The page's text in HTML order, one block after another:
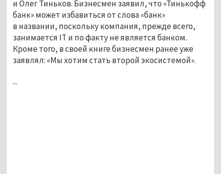
и Олег Тиньков. Бизнесмен заявил, что «Тинькофф
банк» может избавиться от слова «банк»
в названии, поскольку компания, прежде всего,
занимается IT и по факту не является банком.
Кроме того, в своей книге бизнесмен ранее уже
заявлял: «Мы хотим стать второй экосистемой».
...